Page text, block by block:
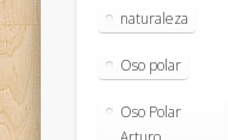
naturaleza
Oso polar
Oso Polar